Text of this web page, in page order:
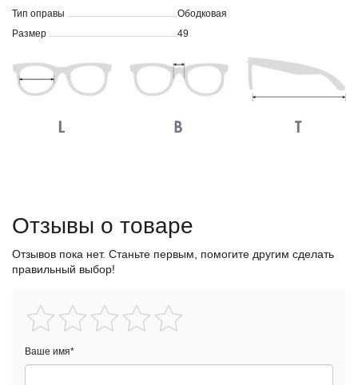
Тип оправы
Ободковая
Размер
49
Отзывы о товаре
Отзывов пока нет. Станьте первым, помогите другим сделать
правильный выбор!
Ваше имя*